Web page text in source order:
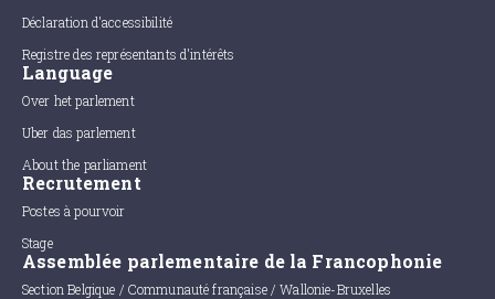
Déclaration d'accessibilité
Registre des représentants d'intérêts
Language
Over het parlement
Uber das parlement
About the parliament
Recrutement
Postes à pourvoir
Stage
Assemblée parlementaire de la Francophonie
Section Belgique / Communauté française / Wallonie-Bruxelles